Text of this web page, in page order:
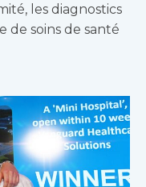
les diagnostics
soins de santé